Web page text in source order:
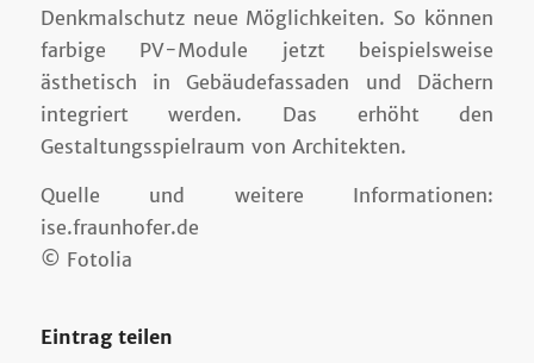
Denkmalschutz neue Möglichkeiten. So können
farbige PV-Module jetzt beispielsweise
ästhetisch in Gebäudefassaden und Dächern
integriert werden. Das erhöht den
Gestaltungsspielraum von Architekten.
Quelle und weitere Informationen:
ise.fraunhofer.de
© Fotolia
Eintrag teilen